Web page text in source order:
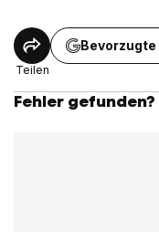
Teilen
Bevorzugte
Fehler gefunden?